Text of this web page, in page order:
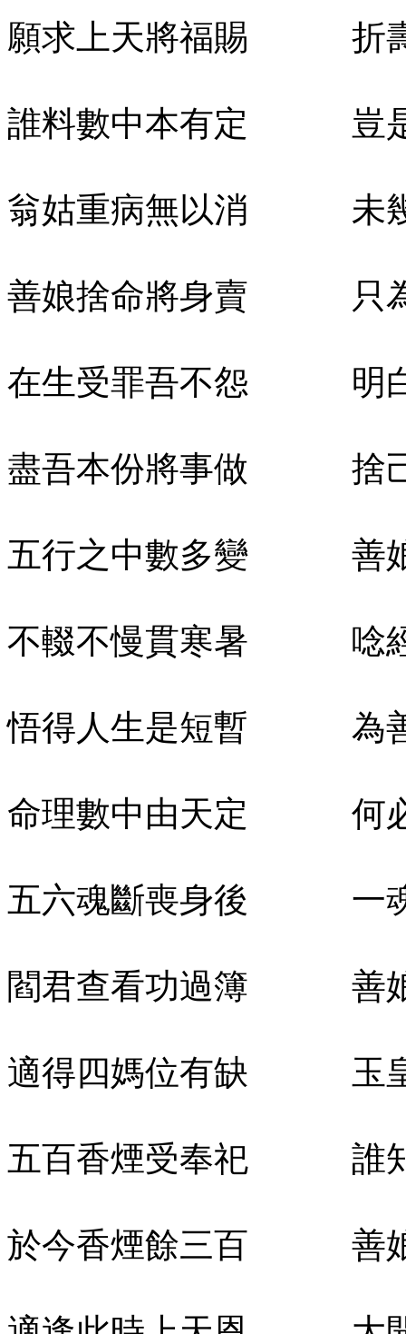
願求上天將福賜 折壽
誰料數中本有定 豈是
翁姑重病無以消 未幾
善娘捨命將身賣 只為
在生受罪吾不怨 明白
盡吾本份將事做 捨己
五行之中數多變 善娘
不輟不慢貫寒暑 唸經
悟得人生是短暫 為善
命理數中由天定 何必
五六魂斷喪身後 一魂
閻君查看功過簿 善娘
適得四媽位有缺 玉皇
五百香煙受奉祀 誰知
於今香煙餘三百 善娘